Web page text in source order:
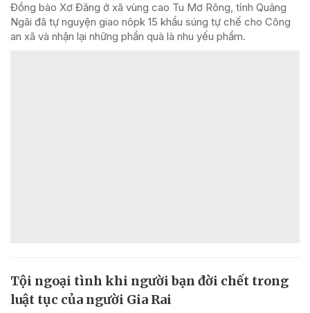
Đồng bào Xơ Đăng ở xã vùng cao Tu Mơ Rông, tỉnh Quảng
Ngãi đã tự nguyện giao nôpk 15 khẩu súng tự chế cho Công
an xã và nhận lại những phần quà là nhu yếu phẩm.
Tội ngoại tình khi người bạn đời chết trong
luật tục của người Gia Rai